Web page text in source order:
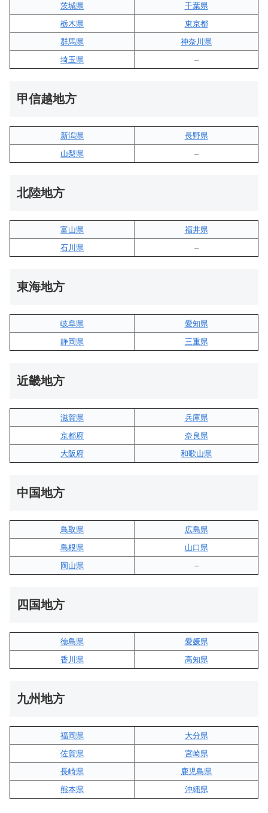
茨城県
千葉県
栃木県
東京都
群馬県
神奈川県
埼玉県
–
甲信越地方
新潟県
長野県
山梨県
–
北陸地方
富山県
福井県
石川県
–
東海地方
岐阜県
愛知県
静岡県
三重県
近畿地方
滋賀県
兵庫県
京都府
奈良県
大阪府
和歌山県
中国地方
鳥取県
広島県
島根県
山口県
岡山県
–
四国地方
徳島県
愛媛県
香川県
高知県
九州地方
福岡県
大分県
佐賀県
宮崎県
長崎県
鹿児島県
熊本県
沖縄県